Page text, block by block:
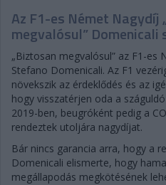
Az F1-es Német Nagydíj
megvalósul” Domenicali
„Biztosan megvalósul” az F1-es
Stefano Domenicali. Az F1
növekszik az érdeklődés és az
hogy visszatérjen oda a
2019-ben, beugróként pedig a
rendeztek utoljára nagydíjat.
Bár nincs garancia arra, hogy a
Domenicali elismerte, hogy
megállapodás megkötésének